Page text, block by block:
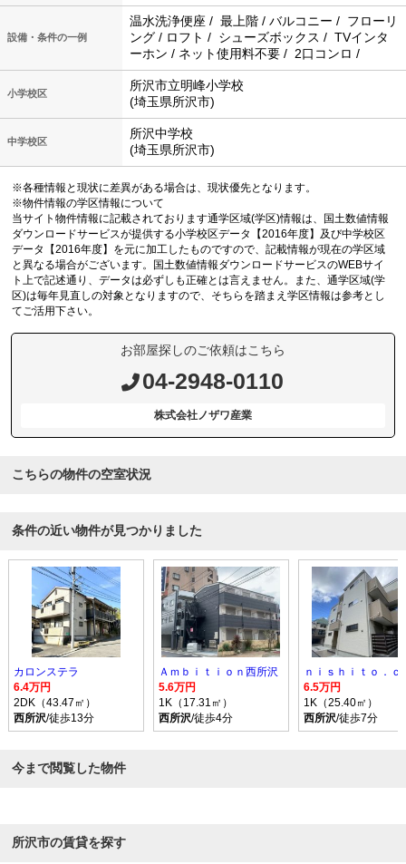
設備・条件の一例
温水洗浄便座 / 最上階 / バルコニー / フローリ
ング / ロフト / シューズボックス / TVインタ
ーホン / ネット使用料不要 / 2口コンロ /
小学校区
所沢市立明峰小学校
(埼玉県所沢市)
中学校区
所沢中学校
(埼玉県所沢市)
※各種情報と現状に差異がある場合は、現状優先となります。
※物件情報の学区情報について
当サイト物件情報に記載されております通学区域(学区)情報は、国土数値情報
ダウンロードサービスが提供する小学校区データ【2016年度】及び中学校区
データ【2016年度】を元に加工したものですので、記載情報が現在の学区域
と異なる場合がございます。国土数値情報ダウンロードサービスのWEBサイ
ト上で記述通り、データは必ずしも正確とは言えません。また、通学区域(学
区)は毎年見直しの対象となりますので、そちらを踏まえ学区情報は参考とし
てご活用下さい。
お部屋探しのご依頼はこちら
04-2948-0110
株式会社ノザワ産業
こちらの物件の空室状況
条件の近い物件が見つかりました
カロンステラ
6.4万円
2DK（43.47㎡）
西所沢/徒歩13分
Ａｍｂｉｔｉｏｎ西所沢
5.6万円
1K（17.31㎡）
西所沢/徒歩4分
ｎｉｓｈｉｔｏ．ｃ
6.5万円
1K（25.40㎡）
西所沢/徒歩7分
今まで閲覧した物件
所沢市の賃貸を探す